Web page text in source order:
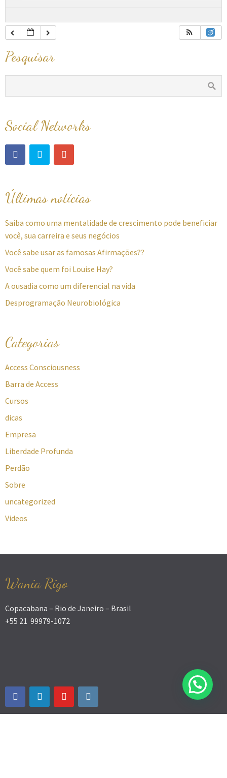
Pesquisar
Social Networks
Últimas notícias
Saiba como uma mentalidade de crescimento pode beneficiar
você, sua carreira e seus negócios
Você sabe usar as famosas Afirmações??
Você sabe quem foi Louise Hay?
A ousadia como um diferencial na vida
Desprogramação Neurobiológica
Categorias
Access Consciousness
Barra de Access
Cursos
dicas
Empresa
Liberdade Profunda
Perdão
Sobre
uncategorized
Videos
Wania Rigo
Copacabana – Rio de Janeiro – Brasil
+55 21 99979-1072